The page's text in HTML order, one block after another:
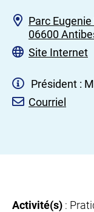
Parc
06600
Site Internet
Président :
Courriel
Activité(s) :